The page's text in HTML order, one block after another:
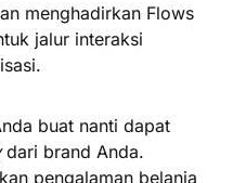
menghadirkan Flows
jalur interaksi
buat nanti dapat
dari brand Anda.
pengalaman belanja